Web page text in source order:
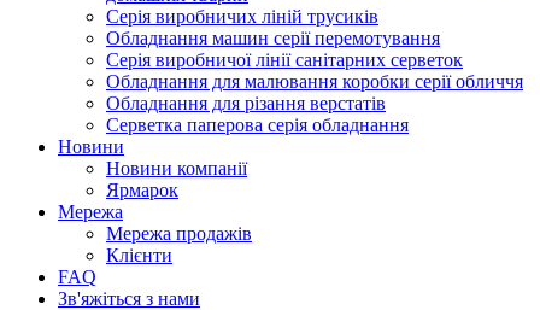
Серія виробничих ліній трусиків
Обладнання машин серії перемотування
Серія виробничої лінії санітарних серветок
Обладнання для малювання коробки серії обличчя
Обладнання для різання верстатів
Серветка паперова серія обладнання
Новини
Новини компанії
Ярмарок
Мережа
Мережа продажів
Клієнти
FAQ
Зв'яжіться з нами